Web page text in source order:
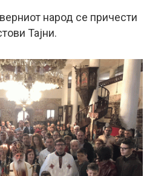
народ се причести
Тајни.